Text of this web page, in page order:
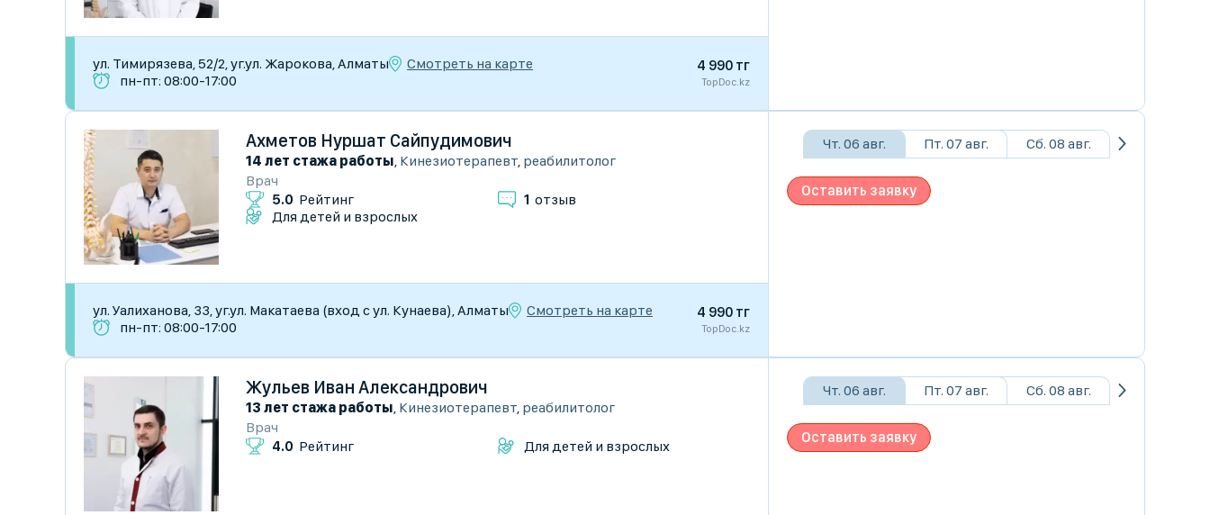
​ул. Тимирязева, 52/2, уг.ул. Жарокова, Алматы
Смотреть на карте
пн-пт: 08:00-17:00
4 990 тг
TopDoc.kz
Ахметов Нуршат Сайпудимович
14 лет стажа работы, Кинезиотерапевт, реабилитолог
Врач
5.0 Рейтинг 1 отзыв
Для детей и взрослых
ул. Уалиханова, 33, уг.ул. Макатаева (вход с ул. Кунаева), Алматы
Смотреть на карте
пн-пт: 08:00-17:00
4 990 тг
TopDoc.kz
Чт. 06 авг. Пт. 07 авг. Сб. 08 авг.
Оставить заявку
Жульев Иван Александрович
13 лет стажа работы, Кинезиотерапевт, реабилитолог
Врач
4.0 Рейтинг Для детей и взрослых
Чт. 06 авг. Пт. 07 авг. Сб. 08 авг.
Оставить заявку